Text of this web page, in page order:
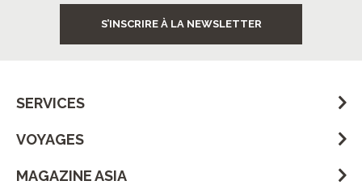
S’INSCRIRE À LA NEWSLETTER
SERVICES
VOYAGES
MAGAZINE ASIA